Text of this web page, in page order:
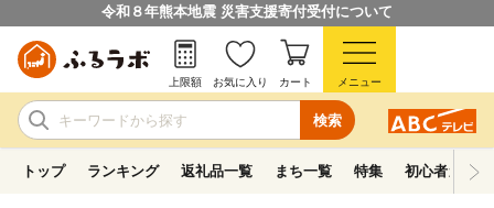
令和８年熊本地震 災害支援寄付受付について
検索
上限額 お気に入り カート メニュー
トップ ランキング 返礼品一覧 まち一覧 特集 初心者ガイド